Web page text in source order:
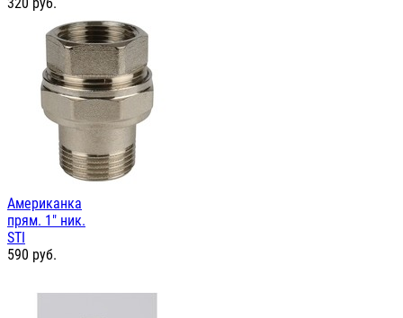
Американка
прям. 1" ник.
STI
590 руб.